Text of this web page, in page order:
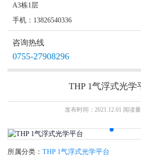
A3栋1层
手机：13826540336
咨询热线
0755-27908296
THP 1气浮式光学
发布时间：2021.12.01 阅读
所属分类： THP 1气浮式光学平台